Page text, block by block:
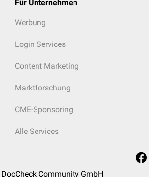
Für Unternehmen
Werbung
Login Services
Content Marketing
Marktforschung
CME-Sponsoring
Alle Services
DocCheck Community GmbH